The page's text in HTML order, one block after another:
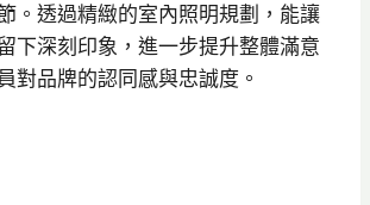
。透過精緻的室內照明規劃，能讓
下深刻印象，進一步提升整體滿意
對品牌的認同感與忠誠度。